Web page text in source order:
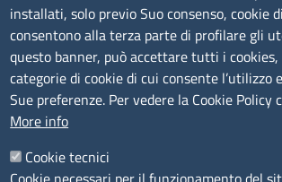
Amministrazione trasparente
Bandi e concorsi
Segnalazioni Whistleblowing
Accessibilità
IBAN e pagamenti informatici
Informative privacy e cookie
installati, solo previo Suo consenso, cookie
consentono alla terza parte di profilare gli
questo banner, può accettare tutti i
categorie di cookie di cui consente l’utilizzo
Sue preferenze. Per vedere la Cookie Policy
More info
Cookie tecnici